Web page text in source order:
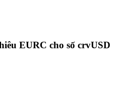
EURC cho số crvUSD